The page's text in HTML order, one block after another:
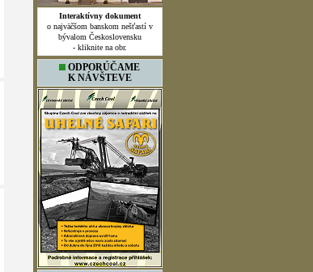
Interaktívny dokument
o najväčšom banskom nešťastí v
bývalom Československu
- kliknite na obr.
ODPORÚČAME
K NÁVŠTEVE